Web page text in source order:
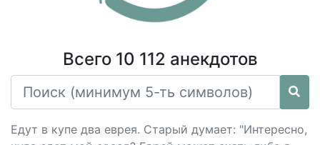
Всего 10 112 анекдотов
Едут в купе два еврея. Старый думает: "Интересно,